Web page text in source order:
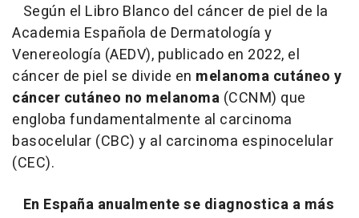
Según el Libro Blanco del cáncer de piel de la
Academia Española de Dermatología y
Venereología (AEDV), publicado en 2022, el
cáncer de piel se divide en melanoma cutáneo y
cáncer cutáneo no melanoma (CCNM) que
engloba fundamentalmente al carcinoma
basocelular (CBC) y al carcinoma espinocelular
(CEC).
En España anualmente se diagnostica a más